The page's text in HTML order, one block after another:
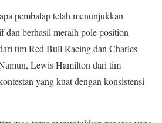
pembalap telah menunjukkan
dan berhasil meraih pole position
tim Red Bull Racing dan Charles
Lewis Hamilton dari tim
yang kuat dengan konsistensi